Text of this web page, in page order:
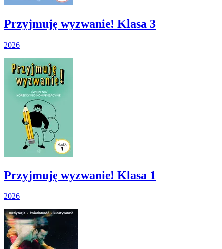
Przyjmuję wyzwanie! Klasa 3
2026
Przyjmuję wyzwanie! Klasa 1
2026